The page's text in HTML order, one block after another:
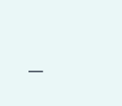
—